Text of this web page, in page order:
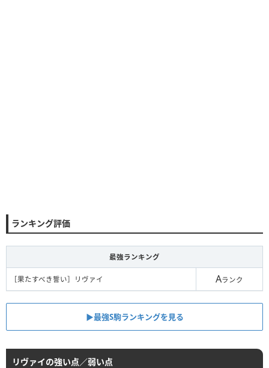
ランキング評価
最強ランキング
［果たすべき誓い］リヴァイ Aランク
▶︎最強S駒ランキングを見る
リヴァイの強い点／弱い点